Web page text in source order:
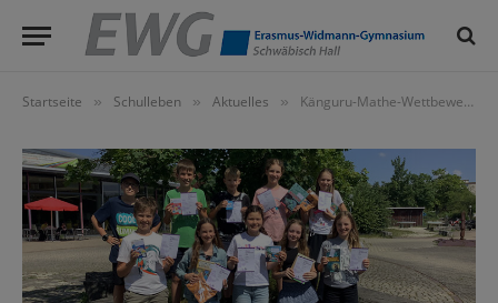
Startseite » Schulleben » Aktuelles » Känguru-Mathe-Wettbewerb am EWG